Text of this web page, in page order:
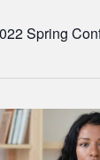
Spring